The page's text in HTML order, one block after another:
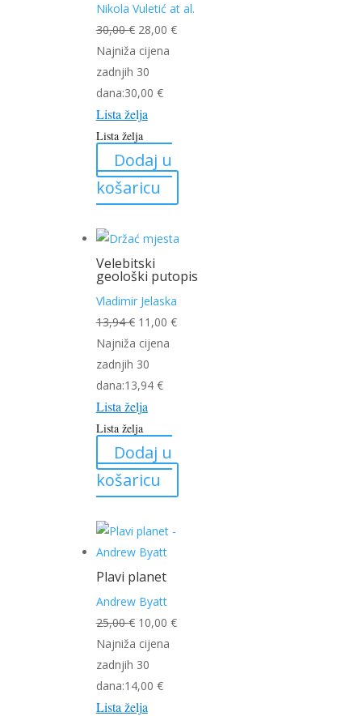
Nikola Vuletić at al.
30,00€ Izvorna
cijena
bila
je:
30,00 €.
28,00 €Trenutna
Najniža cijena
zadnjih 30
dana:30,00 €
Lista želja
Lista želja
Dodaj u
košaricu
Velebitski
geološki putopis
Vladimir Jelaska
13,94€ Izvorna
cijena
bila
je:
13,94 €.
11,00 €Trenutna
Najniža cijena
zadnjih 30
dana:13,94 €
Lista želja
Lista želja
Dodaj u
košaricu
Plavi planet
Andrew Byatt
25,00€ Izvorna
cijena
bila
je:
25,00 €.
10,00 €Trenutna
Najniža cijena
zadnjih 30
dana:14,00 €
Lista želja